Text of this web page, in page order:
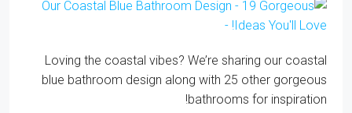
Loving the coastal vibes? We’re sharing our coastal
blue bathroom design along with 25 other gorgeous
bathrooms for inspiration!